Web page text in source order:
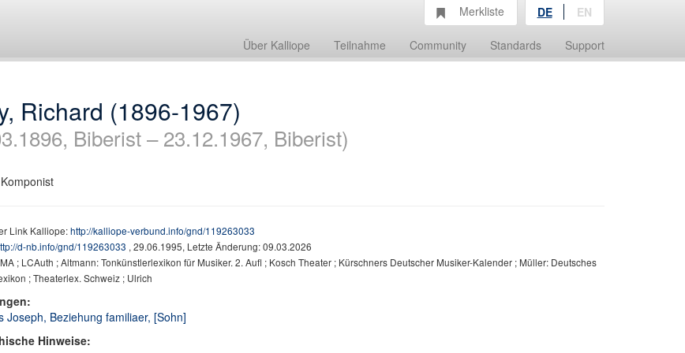
Über Kalliope Teilnahme Community Standards Support
Merkliste DE EN
Richard (1896-1967)
Biberist – 23.12.1967, Biberist)
Link Kalliope:http://kalliope-verbund.info/gnd/119263033
d-nb.info/gnd/119263033 , 29.06.1995, Letzte Änderung: 09.03.2026
; LCAuth ; Altmann: Tonkünstlerlexikon für Musiker. 2. Aufl ; Kosch Theater ; Kürschners Deutscher Musiker-Kalender ; Müller: Deutsches
; Theaterlex. Schweiz ; Ulrich
Joseph, Beziehung familiaer, [Sohn]
Hinweise: